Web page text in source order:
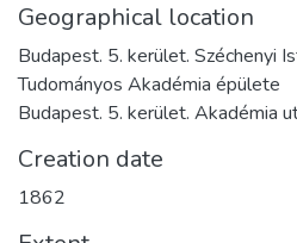
Geographical location
Budapest. 5. kerület. Széchenyi
Tudományos Akadémia épülete
Budapest. 5. kerület. Akadémia
Creation date
1862